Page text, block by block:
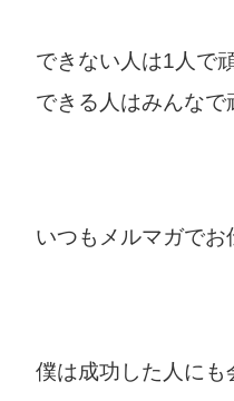
できない人は1人で
できる人はみんなで
いつもメルマガでお
僕は成功した人にも